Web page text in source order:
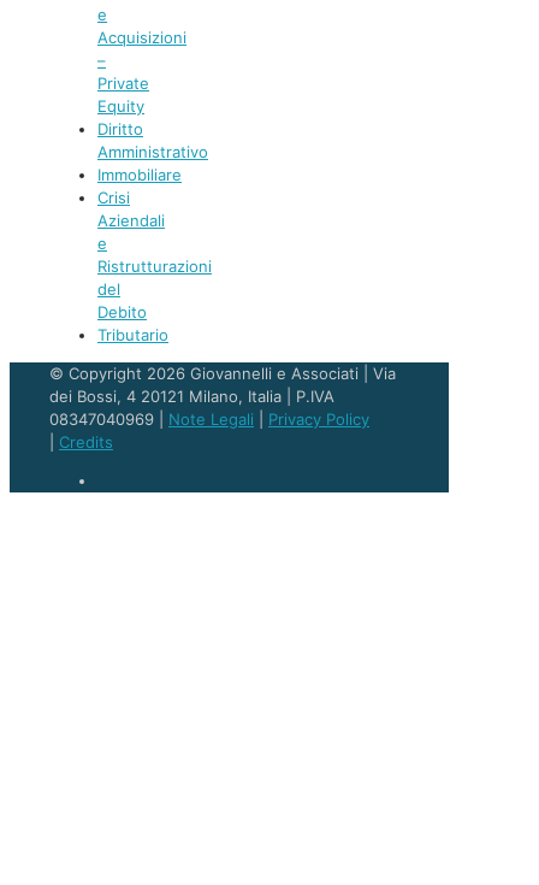
e
Acquisizioni
–
Private
Equity
Diritto
Amministrativo
Immobiliare
Crisi
Aziendali
e
Ristrutturazioni
del
Debito
Tributario
© Copyright 2026 Giovannelli e Associati | Via
dei Bossi, 4 20121 Milano, Italia | P.IVA
08347040969 | Note Legali
Privacy Policy
Credits